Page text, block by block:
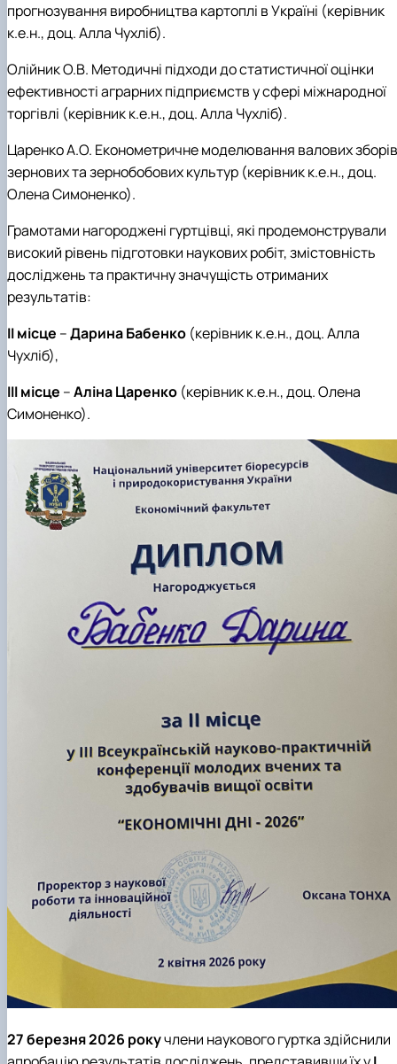
прогнозування виробництва картоплі в Україні (керівник
к.е.н., доц. Алла Чухліб).
Олійник О.В. Методичні підходи до статистичної оцінки
ефективності аграрних підприємств у сфері міжнародної
торгівлі (керівник к.е.н., доц. Алла Чухліб).
Царенко А.О. Економетричне моделювання валових зборів
зернових та зернобобових культур (керівник к.е.н., доц.
Олена Симоненко).
Грамотами нагороджені гуртцівці, які продемонстрували
високий рівень підготовки наукових робіт, змістовність
досліджень та практичну значущість отриманих
результатів:
ІІ місце –Дарина Бабенко (керівник к.е.н., доц. Алла
Чухліб),
ІІІ місце –Аліна Царенко (керівник к.е.н., доц. Олена
Симоненко).
27 березня 2026 рокучлени наукового гуртка здійснили